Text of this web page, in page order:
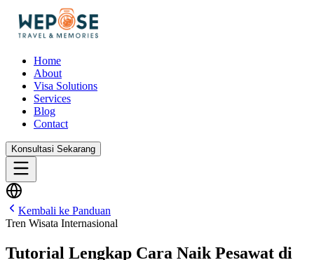
Home
About
Visa Solutions
Services
Blog
Contact
Konsultasi Sekarang
Kembali ke Panduan
Tren Wisata Internasional
Tutorial Lengkap Cara Naik Pesawat di